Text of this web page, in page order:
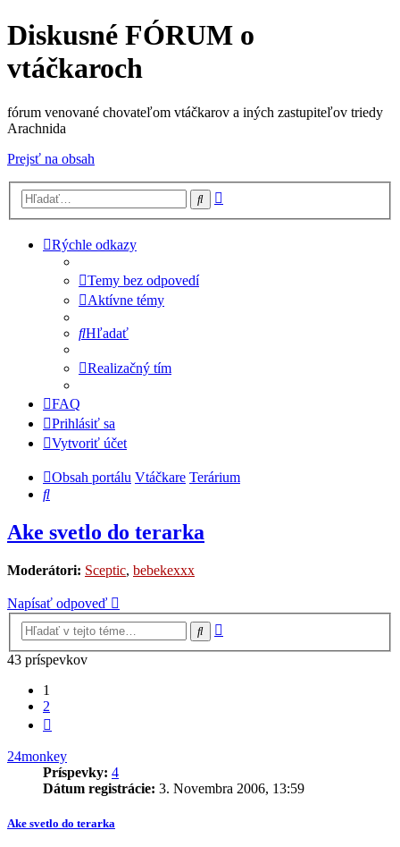
Diskusné FÓRUM o
vtáčkaroch
fórum venované chovateľom vtáčkarov a iných zastupiteľov triedy
Arachnida
Prejsť na obsah
Hľadať
Rýchle odkazy
Temy bez odpovedí
Aktívne témy
Hľadať
Realizačný tím
FAQ
Prihlásiť sa
Vytvoriť účet
Obsah portálu Vtáčkare Terárium
Hľadať
Ake svetlo do terarka
Moderátori: Sceptic, bebekexxx
Napísať odpoveď
Hľadať
43 príspevkov
1
2
24monkey
Príspevky: 4
Dátum registrácie: 3. Novembra 2006, 13:59
Ake svetlo do terarka